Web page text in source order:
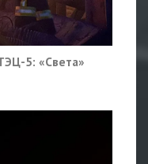
5: «Света»